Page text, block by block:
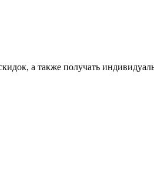
а также получать